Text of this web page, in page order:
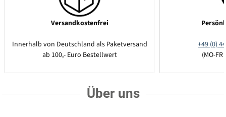
Versandkostenfrei
Innerhalb von Deutschland als Paketversand
ab 100,- Euro Bestellwert
+49 (0)
(MO-
Über uns